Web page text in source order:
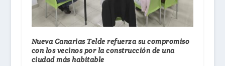
Nueva Canarias Telde refuerza su compromiso
con los vecinos por la construcción de una
ciudad más habitable